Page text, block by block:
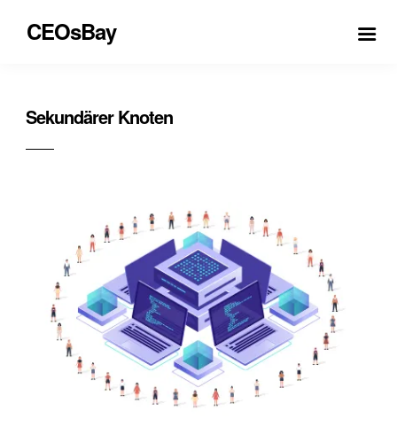
CEOsBay
Sekundärer Knoten